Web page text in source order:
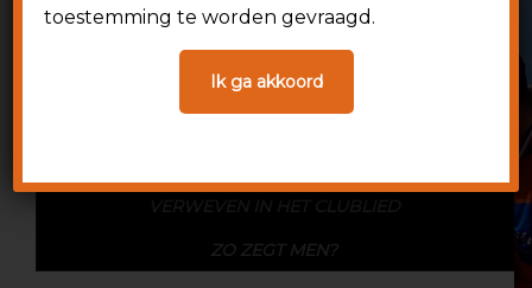
RANJEBLAUWEN
ZO ZEGT MEN?
toestemming te worden gevraagd.
Ik ga akkoord